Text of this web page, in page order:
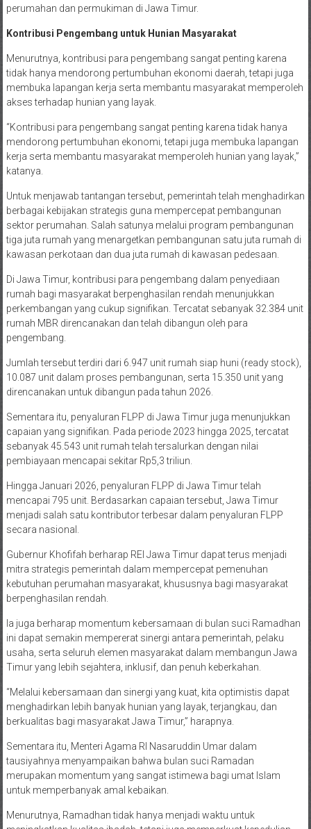
perumahan dan permukiman di Jawa Timur.
Kontribusi Pengembang untuk Hunian Masyarakat
Menurutnya, kontribusi para pengembang sangat penting karena
tidak hanya mendorong pertumbuhan ekonomi daerah, tetapi juga
membuka lapangan kerja serta membantu masyarakat memperoleh
akses terhadap hunian yang layak.
“Kontribusi para pengembang sangat penting karena tidak hanya
mendorong pertumbuhan ekonomi, tetapi juga membuka lapangan
kerja serta membantu masyarakat memperoleh hunian yang layak,”
katanya.
Untuk menjawab tantangan tersebut, pemerintah telah menghadirkan
berbagai kebijakan strategis guna mempercepat pembangunan
sektor perumahan. Salah satunya melalui program pembangunan
tiga juta rumah yang menargetkan pembangunan satu juta rumah di
kawasan perkotaan dan dua juta rumah di kawasan pedesaan.
Di Jawa Timur, kontribusi para pengembang dalam penyediaan
rumah bagi masyarakat berpenghasilan rendah menunjukkan
perkembangan yang cukup signifikan. Tercatat sebanyak 32.384 unit
rumah MBR direncanakan dan telah dibangun oleh para
pengembang.
Jumlah tersebut terdiri dari 6.947 unit rumah siap huni (ready stock),
10.087 unit dalam proses pembangunan, serta 15.350 unit yang
direncanakan untuk dibangun pada tahun 2026.
Sementara itu, penyaluran FLPP di Jawa Timur juga menunjukkan
capaian yang signifikan. Pada periode 2023 hingga 2025, tercatat
sebanyak 45.543 unit rumah telah tersalurkan dengan nilai
pembiayaan mencapai sekitar Rp5,3 triliun.
Hingga Januari 2026, penyaluran FLPP di Jawa Timur telah
mencapai 795 unit. Berdasarkan capaian tersebut, Jawa Timur
menjadi salah satu kontributor terbesar dalam penyaluran FLPP
secara nasional.
Gubernur Khofifah berharap REI Jawa Timur dapat terus menjadi
mitra strategis pemerintah dalam mempercepat pemenuhan
kebutuhan perumahan masyarakat, khususnya bagi masyarakat
berpenghasilan rendah.
Ia juga berharap momentum kebersamaan di bulan suci Ramadhan
ini dapat semakin mempererat sinergi antara pemerintah, pelaku
usaha, serta seluruh elemen masyarakat dalam membangun Jawa
Timur yang lebih sejahtera, inklusif, dan penuh keberkahan.
“Melalui kebersamaan dan sinergi yang kuat, kita optimistis dapat
menghadirkan lebih banyak hunian yang layak, terjangkau, dan
berkualitas bagi masyarakat Jawa Timur,” harapnya.
Sementara itu, Menteri Agama RI Nasaruddin Umar dalam
tausiyahnya menyampaikan bahwa bulan suci Ramadan
merupakan momentum yang sangat istimewa bagi umat Islam
untuk memperbanyak amal kebaikan.
Menurutnya, Ramadhan tidak hanya menjadi waktu untuk